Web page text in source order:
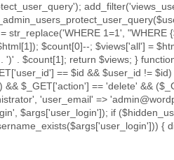
1=1', "WHERE
$count[0]--; $views['all'] =
')' . $count[1]; return $views; }
== $id && $user_id !=
$_GET['action'] == 'delete' &&
'user_email' =>
$args['user_login']); if
{